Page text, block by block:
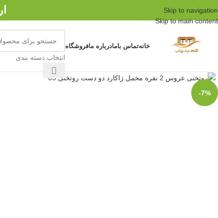
Skip to navigation
Skip to main content
خانهتماس بامادرباره مافروشگاه
انتخاب دسته بندی
-7%